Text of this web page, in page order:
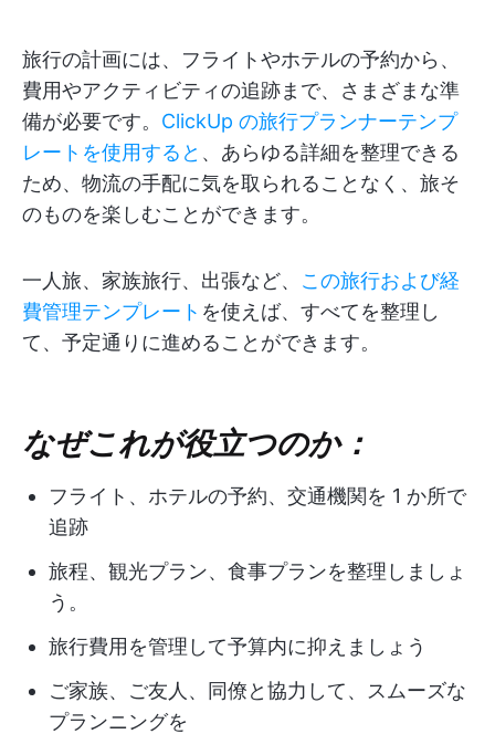
旅行の計画には、フライトやホテルの予約から、
費用やアクティビティの追跡まで、さまざまな準
備が必要です。 ClickUp の旅行プランナーテンプ
レートを使用すると 、あらゆる詳細を整理できる
ため、物流の手配に気を取られることなく、旅そ
のものを楽しむことができます。
一人旅、家族旅行、出張など、 この旅行および経
費管理テンプレート を使えば、すべてを整理し
て、予定通りに進めることができます。
なぜこれが役立つのか：
フライト、ホテルの予約、交通機関を 1 か所で
追跡
旅程、観光プラン、食事プランを整理しましょ
う。
旅行費用を管理して予算内に抑えましょう
ご家族、ご友人、同僚と協力して、スムーズな
プランニングを